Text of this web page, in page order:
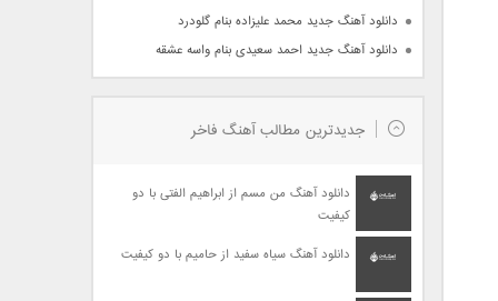
دانلود آهنگ جدید محمد علیزاده بنام گلودرد
دانلود آهنگ جدید احمد سعیدی بنام واسه عشقه
جدیدترین مطالب آهنگ فاخر
دانلود آهنگ من مسم از ابراهیم الفتی با دو
کیفیت
دانلود آهنگ سیاه سفید از حامیم با دو کیفیت